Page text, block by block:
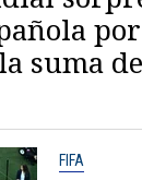
suma
FIFA